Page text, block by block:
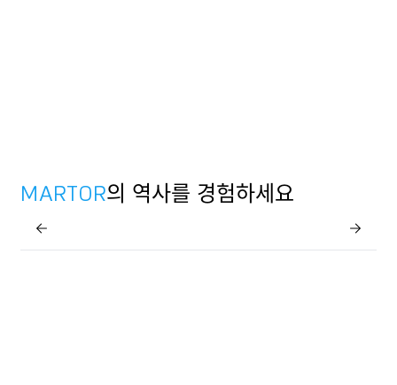
MARTOR의 역사를 경험하세요
Zurück
Zurück